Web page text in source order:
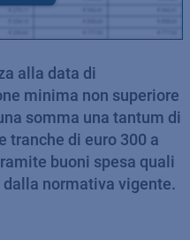
alla data di
minima non superiore
somma una tantum di
tranche di euro 300 a
buoni spesa quali
normativa vigente.